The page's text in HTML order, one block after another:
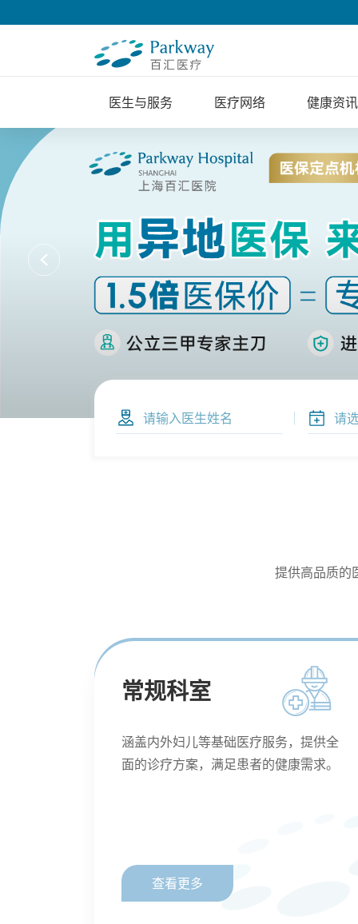
医生与服务 医疗网络 健康资讯
提供高品质的
常规科室
涵盖内外妇儿等基础医疗服务，提供全
面的诊疗方案，满足患者的健康需求。
查看更多